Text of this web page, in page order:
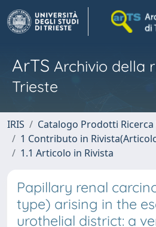
ArTS Archivio della
Trieste
IRIS
Catalogo Prodotti Ricerca
1 Contributo in
1.1 Articolo in Rivista
Papillary renal
type) arising in the
urothelial district: a